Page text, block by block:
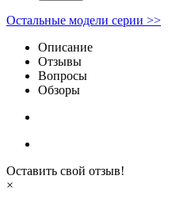
Остальные модели серии >>
Описание
Отзывы
Вопросы
Обзоры
Оставить свой отзыв!
×